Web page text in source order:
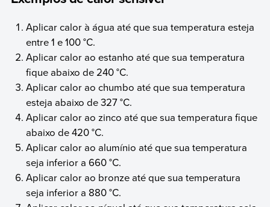
Aplicar calor à água até que sua temperatura esteja
entre 1 e 100 °C.
Aplicar calor ao estanho até que sua temperatura
fique abaixo de 240 °C.
Aplicar calor ao chumbo até que sua temperatura
esteja abaixo de 327 °C.
Aplicar calor ao zinco até que sua temperatura fique
abaixo de 420 °C.
Aplicar calor ao alumínio até que sua temperatura
seja inferior a 660 °C.
Aplicar calor ao bronze até que sua temperatura
seja inferior a 880 °C.